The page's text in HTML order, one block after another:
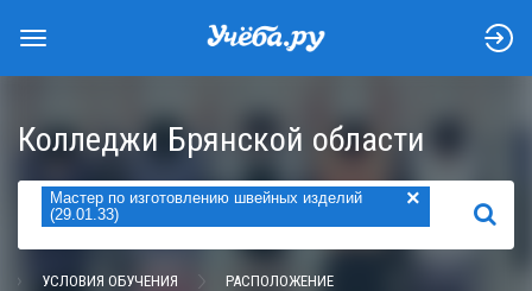
Колледжи Брянской области
Мастер по изготовлению швейных изделий
(29.01.33)
×
НАЙТИ
УСЛОВИЯ ОБУЧЕНИЯ РАСПОЛОЖЕНИЕ